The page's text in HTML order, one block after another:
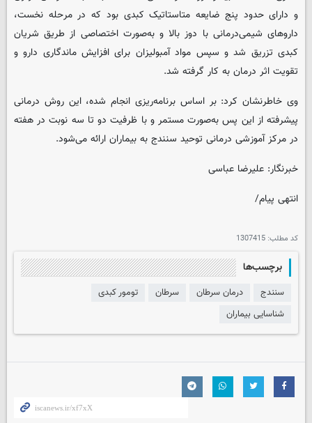
و دارای حدود پنج ضایعه متاستاتیک کبدی بود که در مرحله نخست،
داروهای شیمی‌درمانی با دوز بالا و به‌صورت اختصاصی از طریق شریان
کبدی تزریق شد و سپس مواد آمبولیزان برای افزایش ماندگاری دارو و
تقویت اثر درمان به کار گرفته شد.
وی خاطرنشان کرد: بر اساس برنامه‌ریزی انجام‌ شده، این روش درمانی
پیشرفته از این پس به‌صورت مستمر و با ظرفیت دو تا سه نوبت در هفته
در مرکز آموزشی درمانی توحید سنندج به بیماران ارائه می‌شود.
خبرنگار: علیرضا عباسی
انتهی پیام/
کد مطلب: 1307415
برچسب‌ها
سنندج درمان سرطان سرطان
تومور کبدی
شناسایی بیماران